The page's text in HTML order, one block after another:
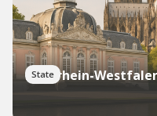
State
Nordrhein-